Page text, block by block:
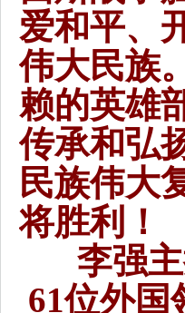
爱和平、
伟大民族
赖的英雄
传承和弘
民族伟大
将胜利！
李强
61位外国